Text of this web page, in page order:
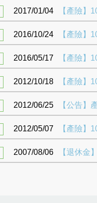
2017/01/04 【產險】
2016/10/24 【產險】
2016/05/17 【產險】
2012/10/18 【產險】
2012/06/25 【公告】
2012/05/07 【產險】
2007/08/06 【退休金